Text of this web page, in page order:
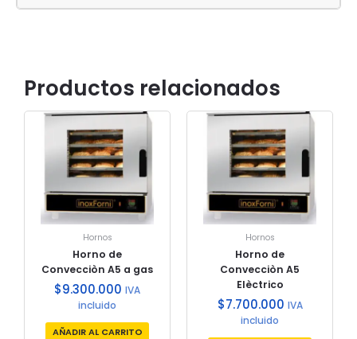
Productos relacionados
Hornos
Horno de
Convecciòn A5 a gas
$9.300.000 IVA
incluido
AÑADIR AL CARRITO
Hornos
Horno de
Convecciòn A5
Elèctrico
$7.700.000 IVA
incluido